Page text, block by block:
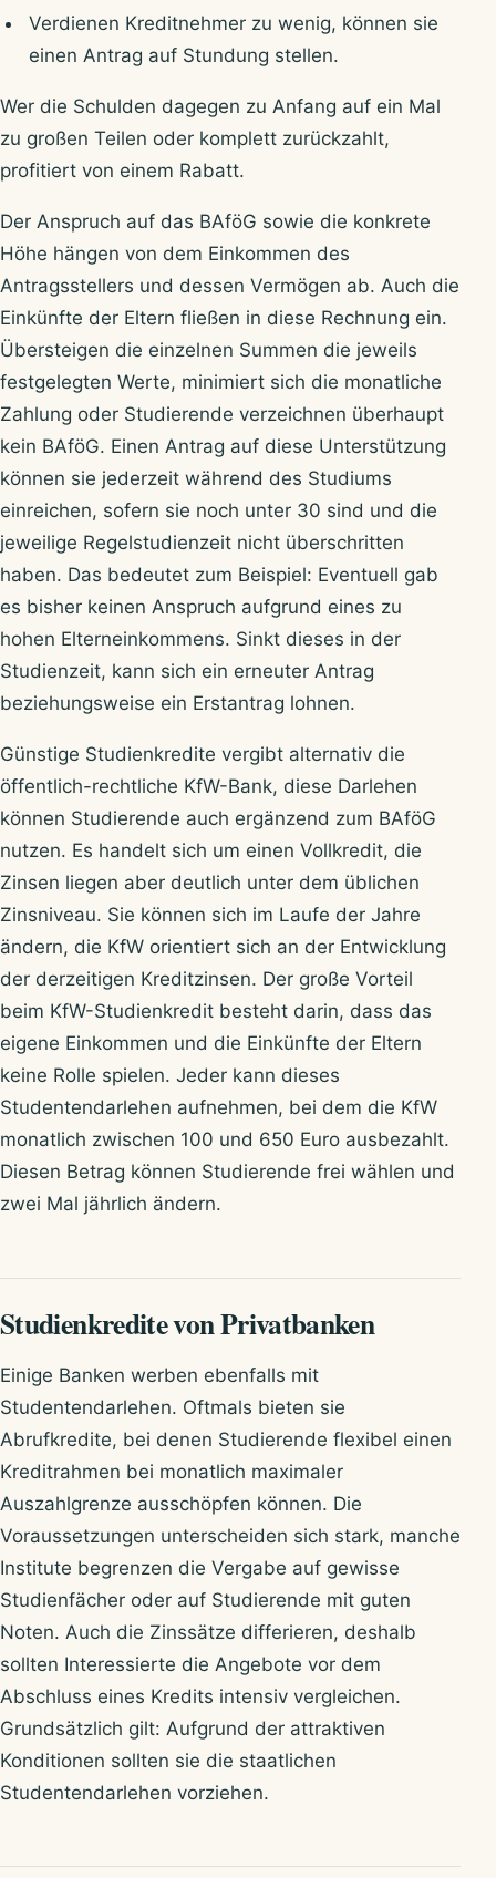
Verdienen Kreditnehmer zu wenig, können sie
einen Antrag auf Stundung stellen.
Wer die Schulden dagegen zu Anfang auf ein Mal
zu großen Teilen oder komplett zurückzahlt,
profitiert von einem Rabatt.
Der Anspruch auf das BAföG sowie die konkrete
Höhe hängen von dem Einkommen des
Antragsstellers und dessen Vermögen ab. Auch die
Einkünfte der Eltern fließen in diese Rechnung ein.
Übersteigen die einzelnen Summen die jeweils
festgelegten Werte, minimiert sich die monatliche
Zahlung oder Studierende verzeichnen überhaupt
kein BAföG. Einen Antrag auf diese Unterstützung
können sie jederzeit während des Studiums
einreichen, sofern sie noch unter 30 sind und die
jeweilige Regelstudienzeit nicht überschritten
haben. Das bedeutet zum Beispiel: Eventuell gab
es bisher keinen Anspruch aufgrund eines zu
hohen Elterneinkommens. Sinkt dieses in der
Studienzeit, kann sich ein erneuter Antrag
beziehungsweise ein Erstantrag lohnen.
Günstige Studienkredite vergibt alternativ die
öffentlich-rechtliche KfW-Bank, diese Darlehen
können Studierende auch ergänzend zum BAföG
nutzen. Es handelt sich um einen Vollkredit, die
Zinsen liegen aber deutlich unter dem üblichen
Zinsniveau. Sie können sich im Laufe der Jahre
ändern, die KfW orientiert sich an der Entwicklung
der derzeitigen Kreditzinsen. Der große Vorteil
beim KfW-Studienkredit besteht darin, dass das
eigene Einkommen und die Einkünfte der Eltern
keine Rolle spielen. Jeder kann dieses
Studentendarlehen aufnehmen, bei dem die KfW
monatlich zwischen 100 und 650 Euro ausbezahlt.
Diesen Betrag können Studierende frei wählen und
zwei Mal jährlich ändern.
Studienkredite von Privatbanken
Einige Banken werben ebenfalls mit
Studentendarlehen. Oftmals bieten sie
Abrufkredite, bei denen Studierende flexibel einen
Kreditrahmen bei monatlich maximaler
Auszahlgrenze ausschöpfen können. Die
Voraussetzungen unterscheiden sich stark, manche
Institute begrenzen die Vergabe auf gewisse
Studienfächer oder auf Studierende mit guten
Noten. Auch die Zinssätze differieren, deshalb
sollten Interessierte die Angebote vor dem
Abschluss eines Kredits intensiv vergleichen.
Grundsätzlich gilt: Aufgrund der attraktiven
Konditionen sollten sie die staatlichen
Studentendarlehen vorziehen.